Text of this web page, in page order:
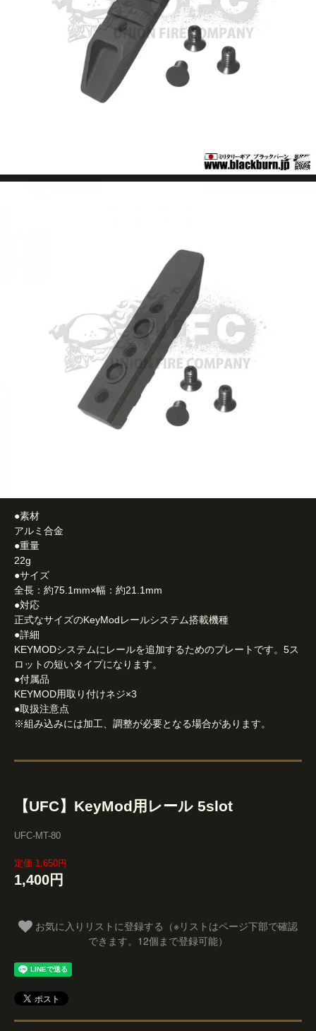
●素材
アルミ合金
●重量
22g
●サイズ
全長：約75.1mm×幅：約21.1mm
●対応
正式なサイズのKeyModレールシステム搭載機種
●詳細
KEYMODシステムにレールを追加するためのプレートです。5ス
ロットの短いタイプになります。
●付属品
KEYMOD用取り付けネジ×3
●取扱注意点
※組み込みには加工、調整が必要となる場合があります。
【UFC】KeyMod用レール 5slot
UFC-MT-80
定価 1,650円
1,400円
できます。12個まで登録可能）